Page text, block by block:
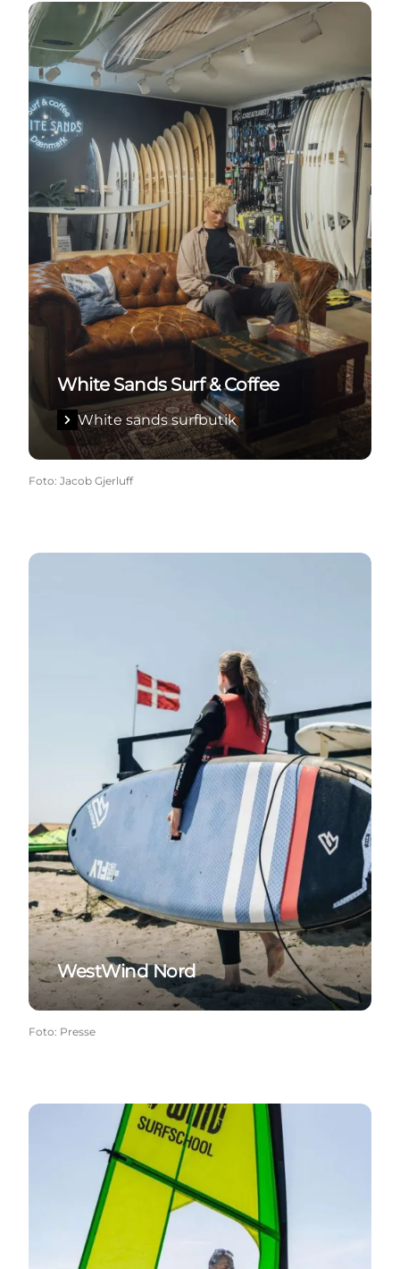
White sands surfbutik
White Sands Surf & Coffee
White sands surfbutik
Foto: Jacob Gjerluff
WestWind Nord
WestWind Nord
Foto: Presse
WestWind Syd